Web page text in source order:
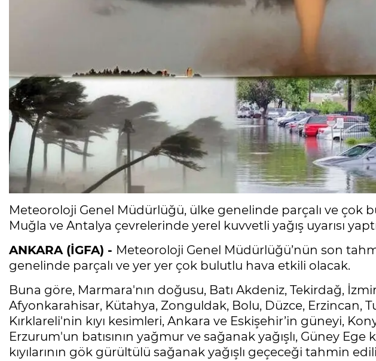
Meteoroloji Genel Müdürlüğü, ülke genelinde parçalı ve çok
Muğla ve Antalya çevrelerinde yerel kuvvetli yağış uyarısı
ANKARA (İGFA) - Meteoroloji Genel Müdürlüğü’nün son
genelinde parçalı ve yer yer çok bulutlu hava etkili olacak.
Buna göre, Marmara'nın doğusu, Batı Akdeniz, Tekirdağ,
Afyonkarahisar, Kütahya, Zonguldak, Bolu, Düzce, Erzincan,
Kırklareli'nin kıyı kesimleri, Ankara ve Eskişehir’in güneyi,
Erzurum'un batısının yağmur ve sağanak yağışlı, Güney Ege
kıyılarının gök gürültülü sağanak yağışlı geçeceği tahmin